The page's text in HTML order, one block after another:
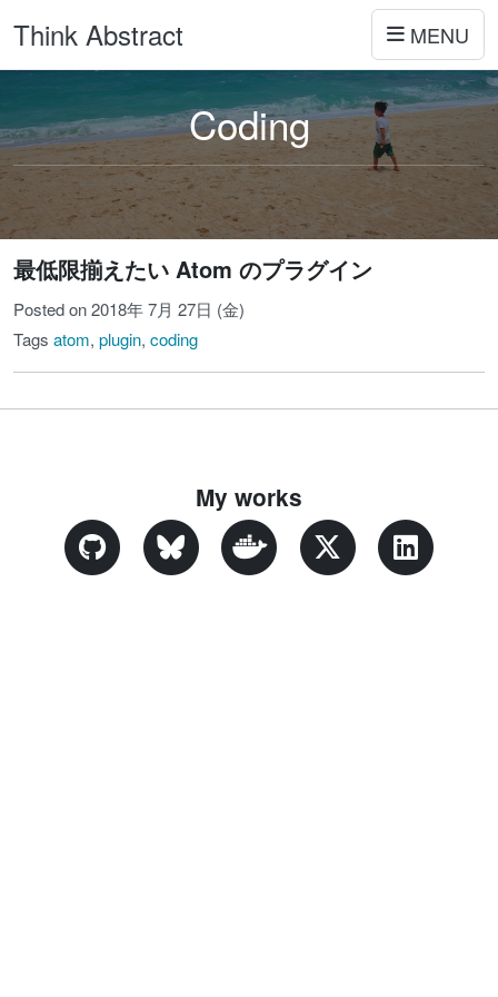
Think Abstract MENU
Coding
最低限揃えたい Atom のプラグイン
Posted on 2018年 7月 27日 (金)
Tags atom, plugin, coding
My works